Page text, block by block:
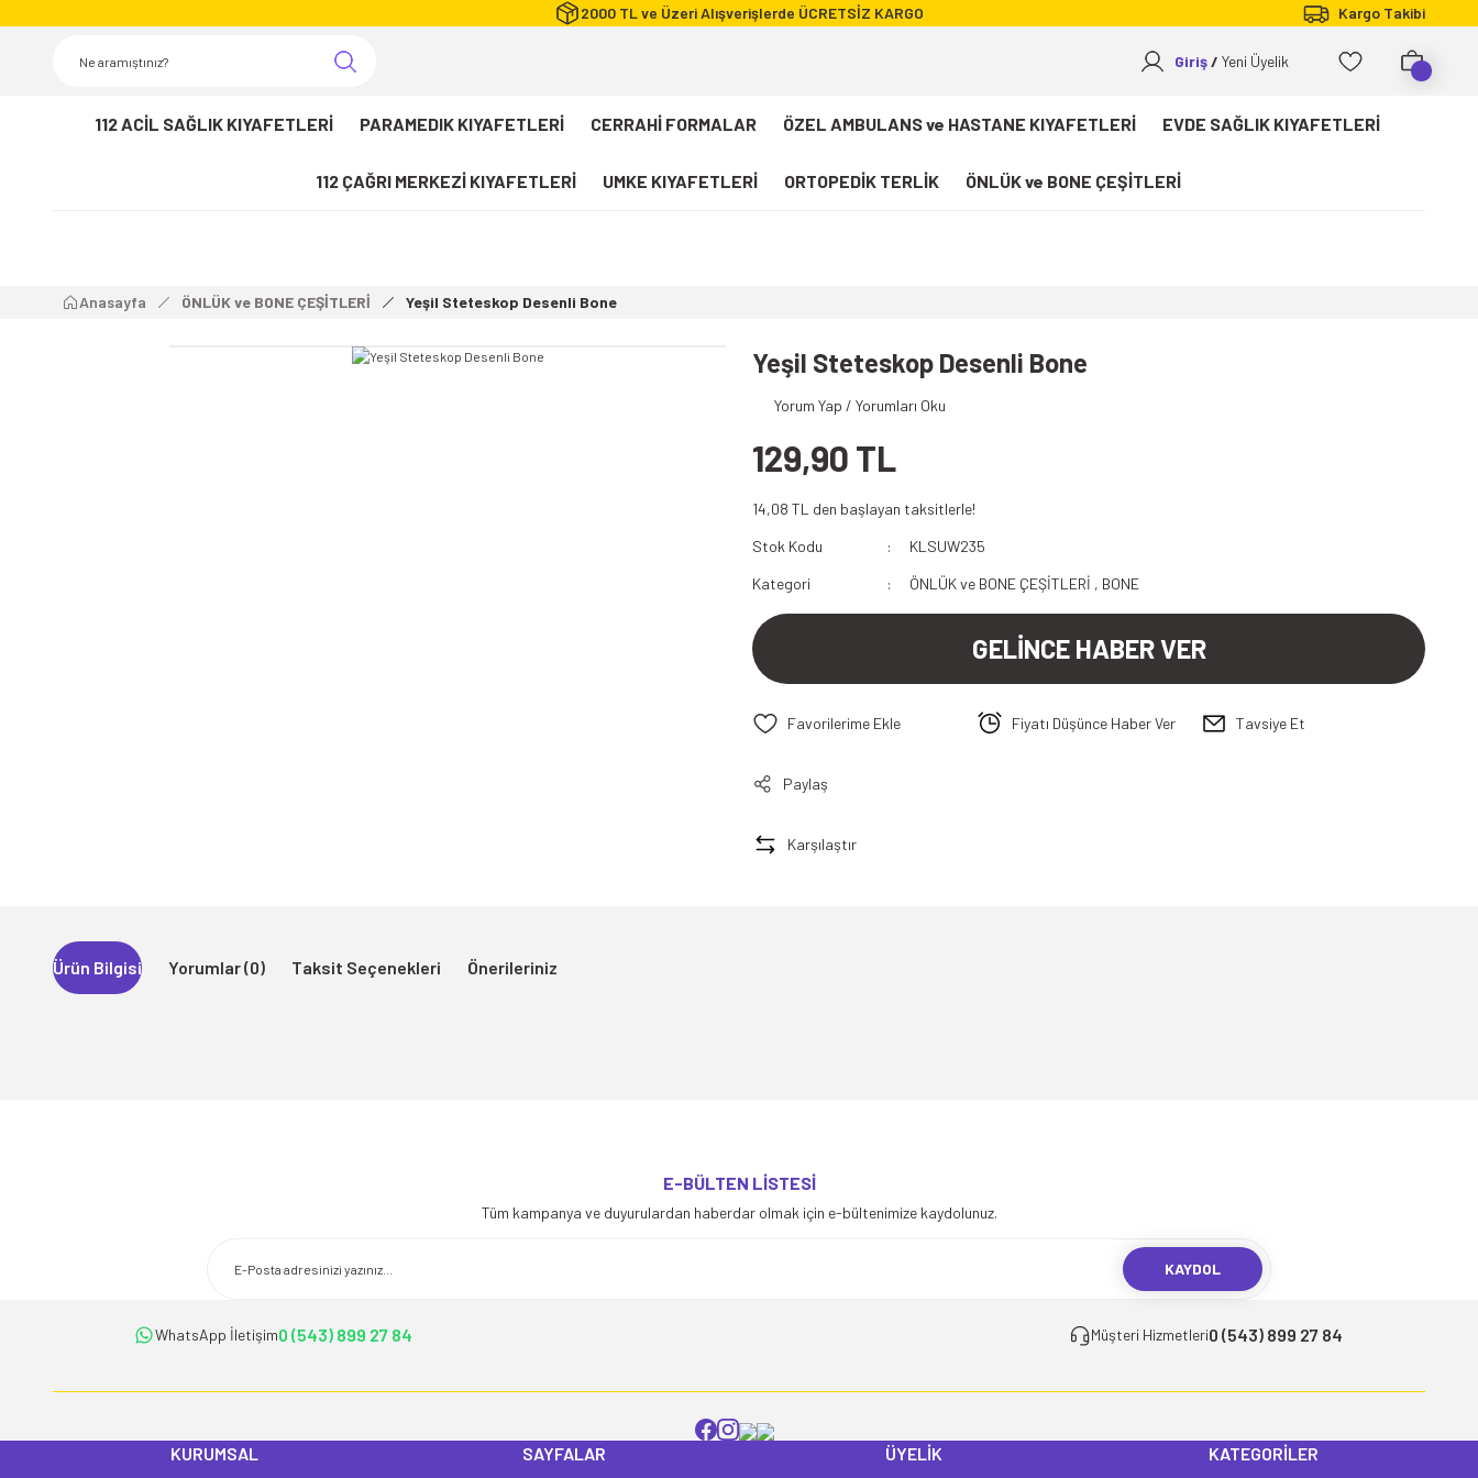
2000 TL ve Üzeri Alışverişlerde ÜCRETSİZ KARGO Kargo Takibi
Giriş Yeni Üyelik
112 ACİL SAĞLIK KIYAFETLERİ PARAMEDIK KIYAFETLERİ CERRAHİ FORMALAR ÖZEL AMBULANS ve HASTANE KIYAFETLERİ EVDE SAĞLIK KIYAFETLERİ
112 ÇAĞRI MERKEZİ KIYAFETLERİ UMKE KIYAFETLERİ ORTOPEDİK TERLİK ÖNLÜK ve BONE ÇEŞİTLERİ
Paramedik T-shirt
112 Paramedik Yelek
112 Acil Sağlık Polar
Paramedik Swit
Anasayfa ÖNLÜK ve BONE ÇEŞİTLERİ Yeşil Steteskop Desenli Bone
Yeşil Steteskop Desenli Bone
Yorum Yap / Yorumları Oku
129,90 TL
14,08 TL den başlayan taksitlerle!
Stok Kodu
KLSUW235
Kategori
ÖNLÜK ve BONE ÇEŞİTLERİ , BONE
GELİNCE HABER VER
Fiyatı Düşünce Haber Ver Tavsiye Et
Paylaş
Karşılaştır
Ürün Bilgisi Yorumlar (0) Taksit Seçenekleri Önerileriniz
Ürün açıklamasında eksik bilgiler bulunuyor.
Ürün fiyatı diğer sitelerden daha pahalı.
E-BÜLTEN LİSTESİ
Tüm kampanya ve duyurulardan haberdar olmak için e-bültenimize kaydolunuz.
KAYDOL
WhatsApp İletişim0 (543) 899 27 84 Müşteri Hizmetleri0 (543) 899 27 84
KURUMSAL SAYFALAR ÜYELİK KATEGORİLER